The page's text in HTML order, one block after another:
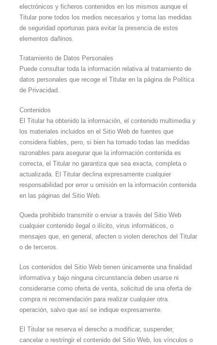
electrónicos y ficheros contenidos en los mismos aunque el
Titular pone todos los medios necesarios y toma las medidas
de seguridad oportunas para evitar la presencia de estos
elementos dañinos.
Tratamiento de Datos Personales
Puede consultar toda la información relativa al tratamiento de
datos personales que recoge el Titular en la página de Política
de Privacidad.
Contenidos
El Titular ha obtenido la información, el contenido multimedia y
los materiales incluidos en el Sitio Web de fuentes que
considera fiables, pero, si bien ha tomado todas las medidas
razonables para asegurar que la información contenida es
correcta, el Titular no garantiza que sea exacta, completa o
actualizada. El Titular declina expresamente cualquier
responsabilidad por error u omisión en la información contenida
en las páginas del Sitio Web.
Queda prohibido transmitir o enviar a través del Sitio Web
cualquier contenido ilegal o ilícito, virus informáticos, o
mensajes que, en general, afecten o violen derechos del Titular
o de terceros.
Los contenidos del Sitio Web tienen únicamente una finalidad
informativa y bajo ninguna circunstancia deben usarse ni
considerarse como oferta de venta, solicitud de una oferta de
compra ni recomendación para realizar cualquier otra
operación, salvo que así se indique expresamente.
El Titular se reserva el derecho a modificar, suspender,
cancelar o restringir el contenido del Sitio Web, los vínculos o